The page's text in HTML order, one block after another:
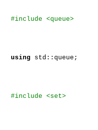
#include <queue>
using std::queue;
#include <set>